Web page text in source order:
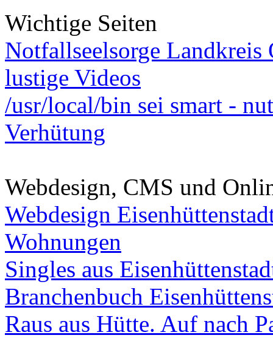
Wichtige Seiten
Notfallseelsorge Landkreis
lustige Videos
/usr/local/bin sei smart -
Verhütung
Webdesign, CMS und
Webdesign
Wohnungen
Singles aus
Branchenbuch
Raus aus Hütte. Auf nach